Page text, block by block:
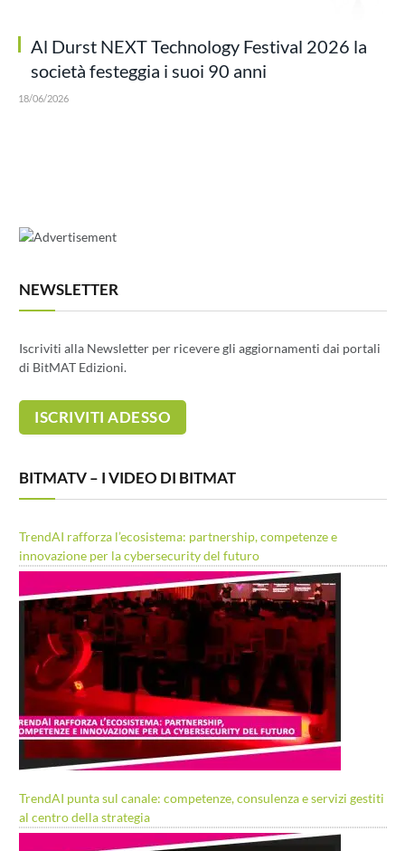
Al Durst NEXT Technology Festival 2026 la
società festeggia i suoi 90 anni
18/06/2026
NEWSLETTER
Iscriviti alla Newsletter per ricevere gli aggiornamenti dai portali
di BitMAT Edizioni.
BITMATV – I VIDEO DI BITMAT
TrendAI rafforza l’ecosistema: partnership, competenze e
innovazione per la cybersecurity del futuro
TrendAI punta sul canale: competenze, consulenza e servizi gestiti
al centro della strategia